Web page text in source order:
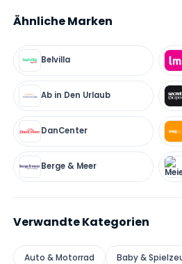
Ähnliche Marken
Belvilla
Ab in Den Urlaub
DanCenter
Berge & Meer
Verwandte Kategorien
Auto & Motorrad Baby &